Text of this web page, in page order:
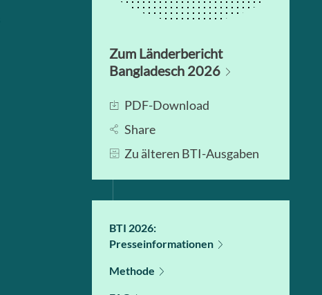
Zum Länderbericht
Bangladesch 2026
PDF-Download
Share
Zu älteren BTI-Ausgaben
BTI 2026:
Presseinformationen
Methode